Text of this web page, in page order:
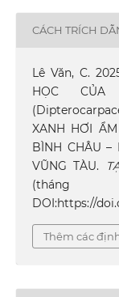
CÁCH TRÍCH
Lê Văn, C.
HỌC
XANH HƠI
BÌNH CHÂU –
VŨNG TÀU.
DOI:https://
Thêm các